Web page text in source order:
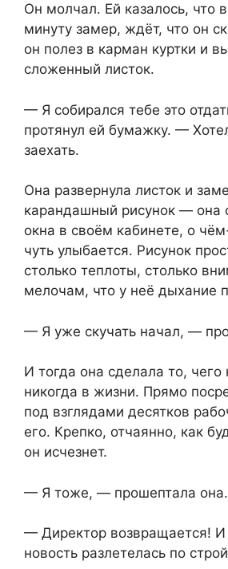
Он молчал. Ей казалось, что
минуту замер, ждёт, что он
он полез в карман куртки и
сложенный листок.
— Я собирался тебе это
протянул ей бумажку. —
заехать.
Она развернула листок и
карандашный рисунок — она
окна в своём кабинете, о
чуть улыбается. Рисунок
столько теплоты, столько
мелочам, что у неё дыхание
— Я уже скучать начал, —
И тогда она сделала то, чего
никогда в жизни. Прямо
под взглядами десятков
его. Крепко, отчаянно, как
он исчезнет.
— Я тоже, — прошептала она.
— Директор возвращается!
новость разлетелась по